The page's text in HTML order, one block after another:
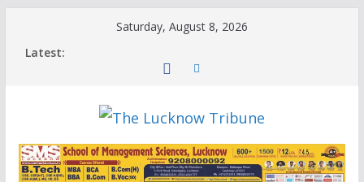
Saturday, August 8, 2026
Latest: